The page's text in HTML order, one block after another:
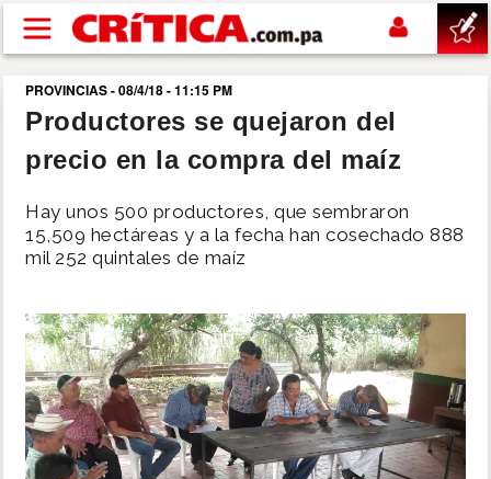
Pasar al contenido principal
buscar
SUCESOS
NACIONAL
SHOW
DEPORTES
MUNDO
PROVINCIAS - 08/4/18 - 11:15 PM
Productores se quejaron del
precio en la compra del maíz
Hay unos 500 productores, que sembraron
15,509 hectáreas y a la fecha han cosechado 888
mil 252 quintales de maíz